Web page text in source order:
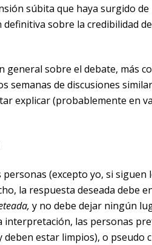
súbita que haya surgido de
sobre la credibilidad
sobre el debate, más
semanas de discusiones
explicar (probablemente en
(excepto yo, si siguen
la respuesta deseada debe
y no debe dejar ningún
interpretación, las personas
estar limpios), o pseudo